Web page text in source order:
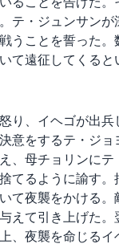
テ・ジュンサン
うことを誓った
て遠征してくると
り、イヘゴが出
意をするテ・ジ
、母チョリンに
てるように諭す
て夜襲をかける
えて引き上げた
、夜襲を命じる